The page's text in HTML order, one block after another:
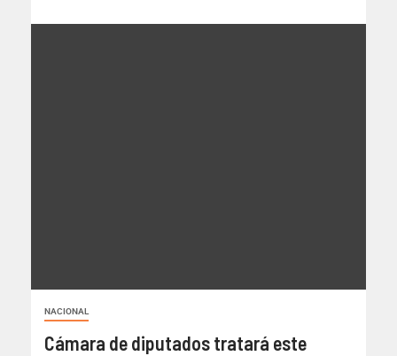
NACIONAL
Cámara de diputados tratará este